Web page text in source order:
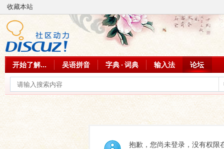
收藏本站
开始了解... 吴语拼音 字典 · 词典 输入法 论坛
抱歉，您尚未登录，没有权限